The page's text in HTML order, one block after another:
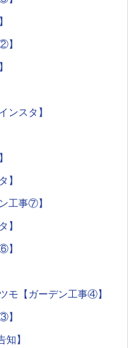
】
ンスタ】
】
工事⑦】
】
】
モ【ガーデン工事④】
】
】